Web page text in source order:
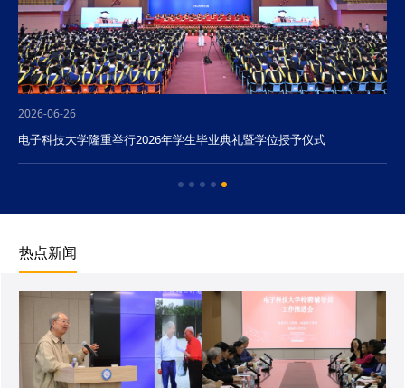
2026-06-26
电子科技大学隆重举行2026年学生毕业典礼暨学位授予仪式
热点新闻